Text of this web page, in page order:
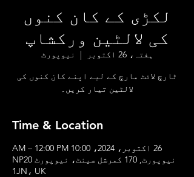
لکڑی کے کان کنوں
کی لالٹین ورکشاپ
ہفتہ، 26 اکتوبر
  |
نیوپورٹ
ٹارچ لائٹ مارچ کے لیے اپنے کان کنوں کی
لالٹین تیار کریں۔
Time & Location
26 اکتوبر، 2024، 10:00 AM – 12:00 PM
نیوپورٹ, 170 کمرشل سینٹ، نیوپورٹ NP20
1JN، UK